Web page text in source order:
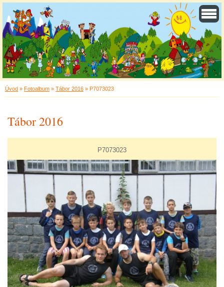
Úvod » Fotoalbum » Tábor 2016 » P7073023
Tábor 2016
P7073023